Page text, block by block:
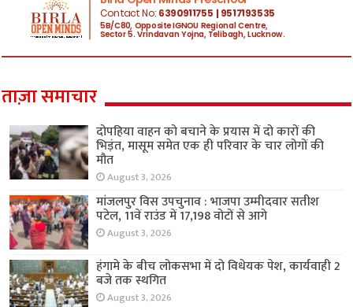
ताज़ा समाचार
दोपहिया वाहन को बचाने के प्रयास में दो कारों की
भिड़ंत, मासूम समेत एक ही परिवार के चार लोगों की
मौत
August 3, 2026
मांजलपुर विस उपचुनाव : भाजपा उम्मीदवार सतीश
पटेल, 11वें राउंड में 17,198 वोटों से आगे
August 3, 2026
हंगामे के बीच लोकसभा में दो विधेयक पेश, कार्यवाही 2
बजे तक स्थगित
August 3, 2026